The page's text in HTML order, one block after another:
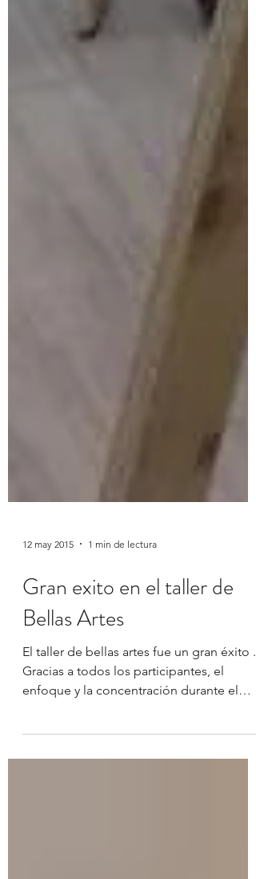
12 may 2015 1 min de lectura
Gran exito en el taller de
Bellas Artes
El taller de bellas artes fue un gran éxito .
enfoque y la concentración durante el